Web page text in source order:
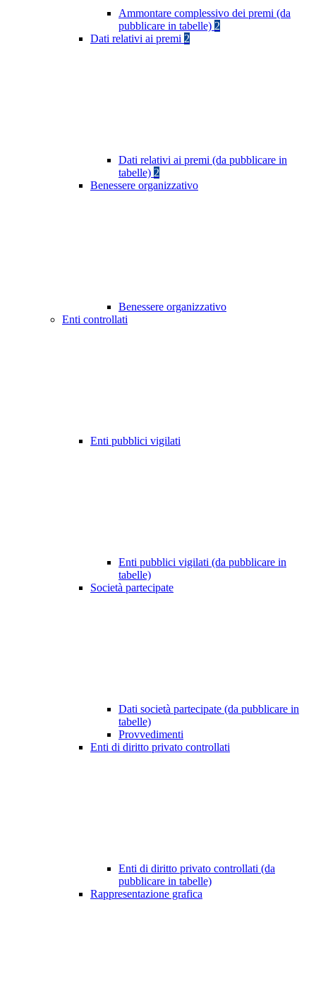
Ammontare complessivo dei premi (da
pubblicare in tabelle) 2
Dati relativi ai premi 2
Dati relativi ai premi (da pubblicare in
tabelle) 2
Benessere organizzativo
Benessere organizzativo
Enti controllati
Enti pubblici vigilati
Enti pubblici vigilati (da pubblicare in
tabelle)
Società partecipate
Dati società partecipate (da pubblicare in
tabelle)
Provvedimenti
Enti di diritto privato controllati
Enti di diritto privato controllati (da
pubblicare in tabelle)
Rappresentazione grafica